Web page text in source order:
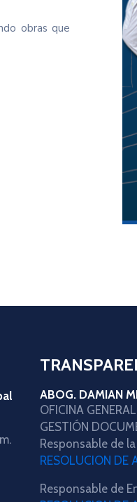
obras que
ABOG. DAMIAN
OFICINA
GESTIÓN
Responsable de
RESOLUCION
Responsable de